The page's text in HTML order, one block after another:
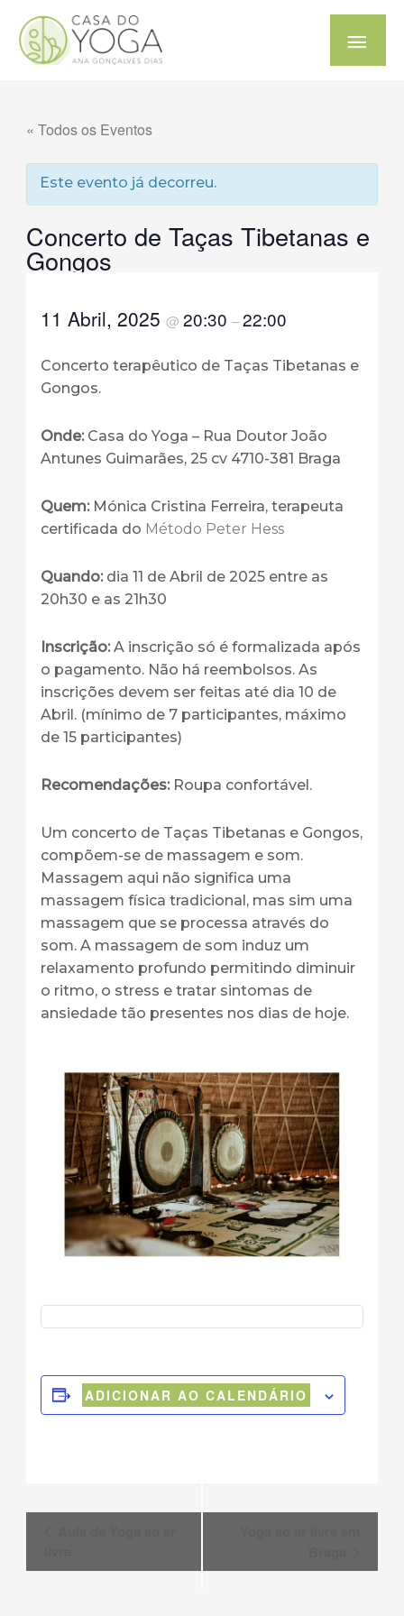
« Todos os Eventos
Este evento já decorreu.
Concerto de Taças Tibetanas e
Gongos
11 Abril, 2025 @ 20:30 –22:00
Concerto terapêutico de Taças Tibetanas e
Gongos.
Onde:Casa do Yoga – Rua Doutor João
Antunes Guimarães, 25 cv 4710-381 Braga
Quem:Mónica Cristina Ferreira, terapeuta
certificada do Método Peter Hess
Quando:dia 11 de Abril de 2025 entre as
20h30 e as 21h30
Inscrição:A inscrição só é formalizada após
o pagamento. Não há reembolsos. As
inscrições devem ser feitas até dia 10 de
Abril. (mínimo de 7 participantes, máximo
de 15 participantes)
Recomendações:Roupa confortável.
Um concerto de Taças Tibetanas e Gongos,
compõem-se de massagem e som.
Massagem aqui não significa uma
massagem física tradicional, mas sim uma
massagem que se processa através do
som. A massagem de som induz um
relaxamento profundo permitindo diminuir
o ritmo, o stress e tratar sintomas de
ansiedade tão presentes nos dias de hoje.
ADICIONAR AO CALENDÁRIO